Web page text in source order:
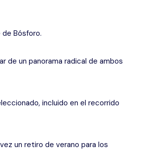
Bósforo.
de un panorama radical de ambos
incluido en el recorrido
un retiro de verano para los